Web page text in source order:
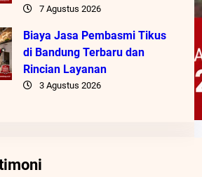
7 Agustus 2026
Biaya Jasa Pembasmi Tikus
di Bandung Terbaru dan
Rincian Layanan
3 Agustus 2026